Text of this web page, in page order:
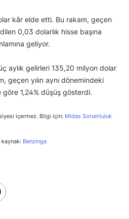
kâr elde etti. Bu rakam, geçen
0,03 dolarlık hisse başına
geliyor.
aylık gelirleri 135,20 milyon dolar
geçen yılın aynı dönemindeki
göre 1,24% düşüş gösterdi.
içermez. Bilgi için: Midas Sorumluluk
kaynak: Benzinga